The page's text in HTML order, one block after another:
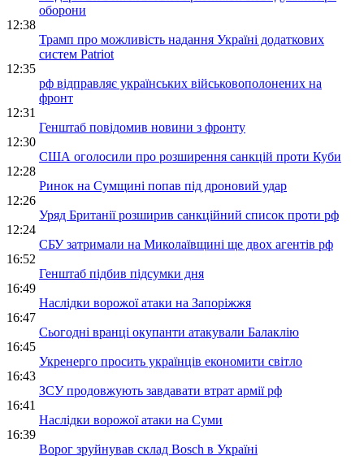
оборони
12:38
Трамп про можливість надання Україні додаткових
систем Patriot
12:35
рф відправляє українських військовополонених на
фронт
12:31
Генштаб повідомив новини з фронту
12:30
США оголосили про розширення санкцій проти Куби
12:28
Ринок на Сумщині попав під дроновий удар
12:26
Уряд Британії розширив санкційний список проти рф
12:24
СБУ затримали на Миколаївщині ще двох агентів рф
16:52
Генштаб підбив підсумки дня
16:49
Наслідки ворожої атаки на Запоріжжя
16:47
Сьогодні вранці окупанти атакували Балаклію
16:45
Укренерго просить українців економити світло
16:43
ЗСУ продовжують завдавати втрат армії рф
16:41
Наслідки ворожої атаки на Суми
16:39
Ворог зруйнував склад Bosch в Україні